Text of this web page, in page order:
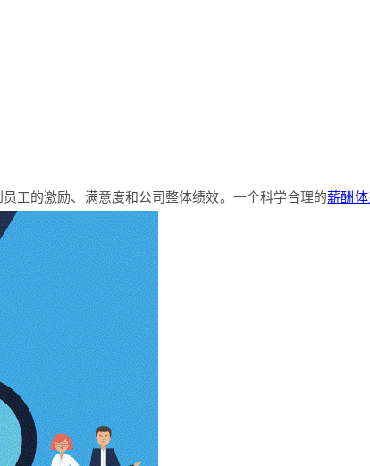
工的激励、满意度和公司整体绩效。一个科学合理的薪酬